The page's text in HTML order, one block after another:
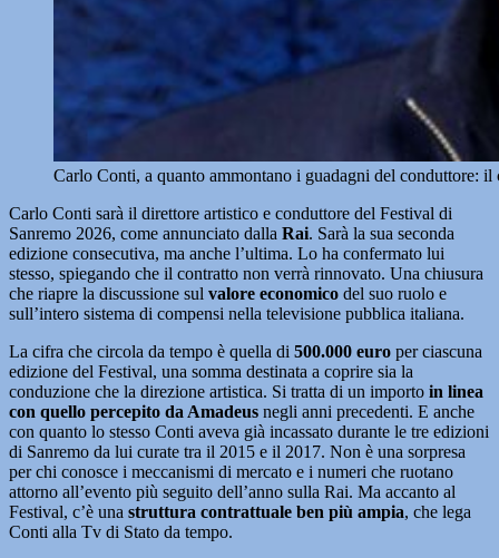
Carlo Conti, a quanto ammontano i guadagni del conduttore:
Carlo Conti sarà il direttore artistico e conduttore del Festival di
Sanremo 2026, come annunciato dalla Rai. Sarà la sua seconda
edizione consecutiva, ma anche l’ultima. Lo ha confermato lui
stesso, spiegando che il contratto non verrà rinnovato. Una chiusura
che riapre la discussione sul valore economico del suo ruolo e
sull’intero sistema di compensi nella televisione pubblica italiana.
La cifra che circola da tempo è quella di 500.000 euro per ciascuna
edizione del Festival, una somma destinata a coprire sia la
conduzione che la direzione artistica. Si tratta di un importo in linea
con quello percepito da Amadeus negli anni precedenti. E anche
con quanto lo stesso Conti aveva già incassato durante le tre edizioni
di Sanremo da lui curate tra il 2015 e il 2017. Non è una sorpresa
per chi conosce i meccanismi di mercato e i numeri che ruotano
attorno all’evento più seguito dell’anno sulla Rai. Ma accanto al
Festival, c’è una struttura contrattuale ben più ampia, che lega
Conti alla Tv di Stato da tempo.